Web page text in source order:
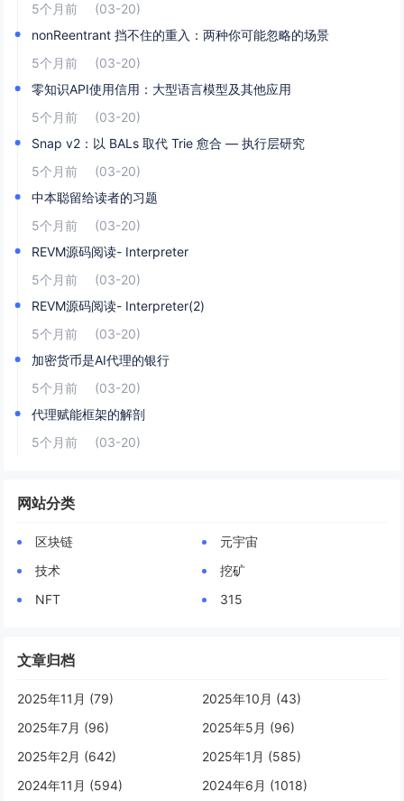
5个月前
(03-20)
nonReentrant 挡不住的重入：两种你可能忽略的场景
5个月前
(03-20)
零知识API使用信用：大型语言模型及其他应用
5个月前
(03-20)
Snap v2：以 BALs 取代 Trie 愈合 — 执行层研究
5个月前
(03-20)
中本聪留给读者的习题
5个月前
(03-20)
REVM源码阅读- Interpreter
5个月前
(03-20)
REVM源码阅读- Interpreter(2)
5个月前
(03-20)
加密货币是AI代理的银行
5个月前
(03-20)
代理赋能框架的解剖
5个月前
(03-20)
网站分类
区块链
元宇宙
技术
挖矿
NFT
315
文章归档
2025年11月 (79)
2025年10月 (43)
2025年7月 (96)
2025年5月 (96)
2025年2月 (642)
2025年1月 (585)
2024年11月 (594)
2024年6月 (1018)